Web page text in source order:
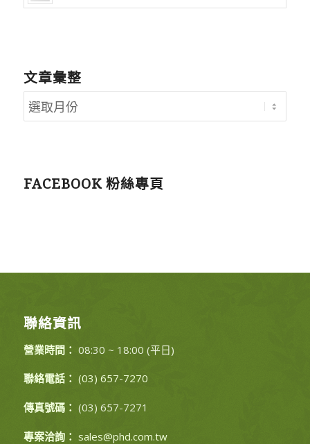
文章彙整
FACEBOOK 粉絲專頁
聯絡資訊
營業時間： 08:30 ~ 18:00 (平日)
聯絡電話： (03) 657-7270
傳真號碼： (03) 657-7271
專案洽詢： sales@phd.com.tw